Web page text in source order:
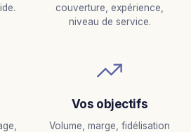
couverture, expérience,
niveau de service.
Vos objectifs
Volume, marge, fidélisation